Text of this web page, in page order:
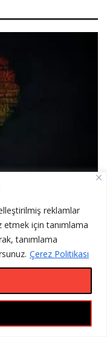
reklamlar
için tanımlama
tanımlama
Çerez Politikası